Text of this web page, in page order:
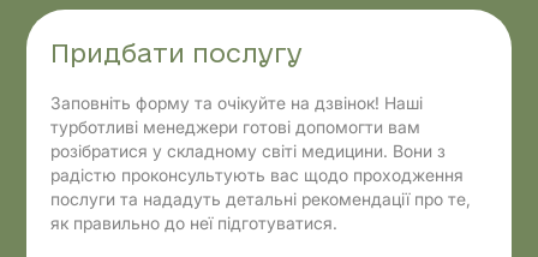
Придбати послугу
Заповніть форму та очікуйте на дзвінок! Наші
турботливі менеджери готові допомогти вам
розібратися у складному світі медицини. Вони з
радістю проконсультують вас щодо проходження
послуги та нададуть детальні рекомендації про те,
як правильно до неї підготуватися.